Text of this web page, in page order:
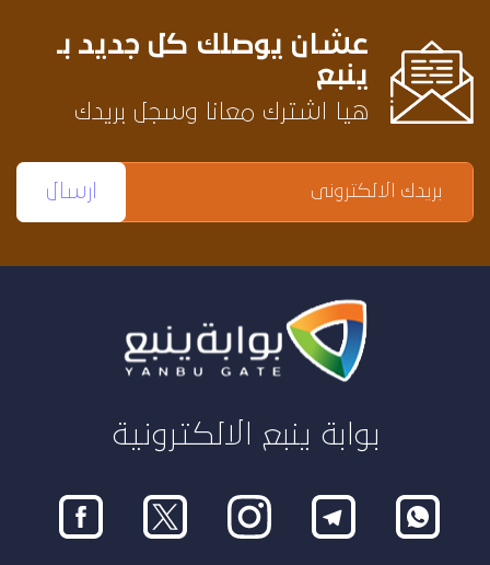
عشان يوصلك كل جديد بـ
ينبع
هيا اشترك معانا وسجل بريدك
بوابة ينبع الالكترونية